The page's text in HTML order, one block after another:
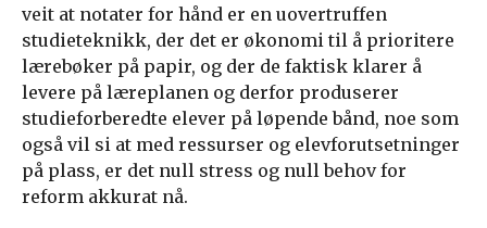
veit at notater for hånd er en uovertruffen
studieteknikk, der det er økonomi til å prioritere
lærebøker på papir, og der de faktisk klarer å
levere på læreplanen og derfor produserer
studieforberedte elever på løpende bånd, noe som
også vil si at med ressurser og elevforutsetninger
på plass, er det null stress og null behov for
reform akkurat nå.